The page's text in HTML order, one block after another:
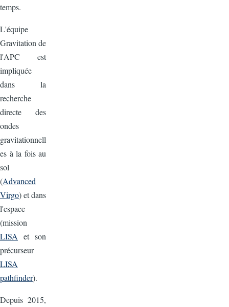
temps.
L'équipe
Gravitation de
l'APC est
impliquée
dans la
recherche
directe des
ondes
gravitationnell
es à la fois au
sol
(Advanced
Virgo) et dans
l'espace
(mission
LISA et son
précurseur
LISA
pathfinder).
Depuis 2015,